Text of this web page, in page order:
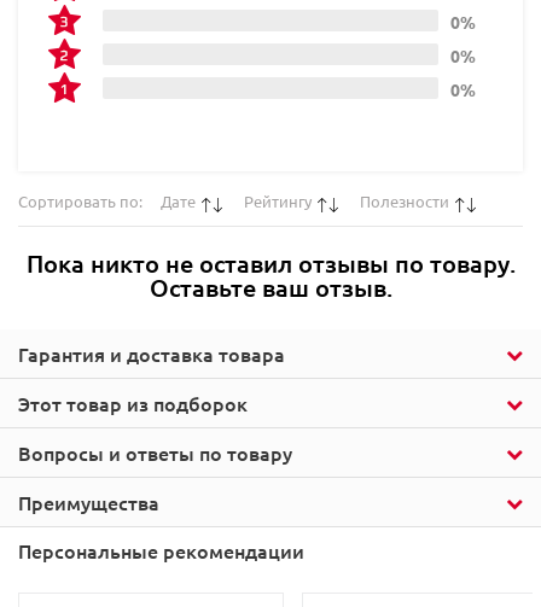
Этот товар из подборок
Гарантия и доставка товара
0%
0%
0%
Сортировать по: Дате Рейтингу Полезности
Пока никто не оставил отзывы по товару.
Оставьте ваш отзыв.
Вопросы и ответы по товару
Преимущества
Персональные рекомендации